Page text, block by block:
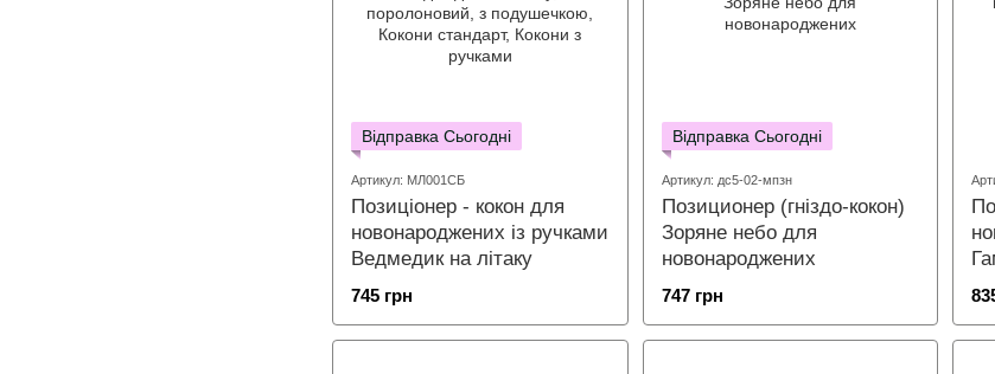
Відправка Сьогодні
Артикул: МЛ001СБ
Позиціонер - кокон для
новонароджених із ручками
Ведмедик на літаку
745 грн
Відправка Сьогодні
Артикул: дс5-02-мпзн
Позиционер (гніздо-кокон)
Зоряне небо для
новонароджених
747 грн